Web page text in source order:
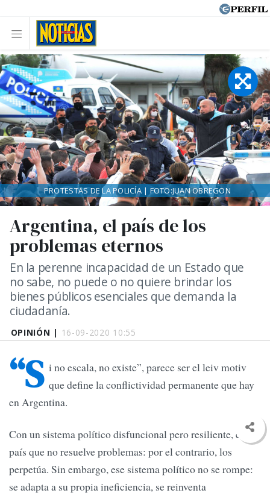
OPINIÓN | 16-09-2020 10:55
Argentina, el país de los
problemas eternos
En la perenne incapacidad de un Estado que
no sabe, no puede o no quiere brindar los
bienes públicos esenciales que demanda la
ciudadanía.
PROTESTAS DE LA POLICÍA | FOTO:JUAN OBREGON
“S i no escala, no existe”, parece ser el leiv motiv
que define la conflictividad permanente que hay
en Argentina.
Con un sistema político disfuncional pero resiliente, es un
país que no resuelve problemas: por el contrario, los
perpetúa. Sin embargo, ese sistema político no se rompe:
se adapta a su propia ineficiencia, se reinventa